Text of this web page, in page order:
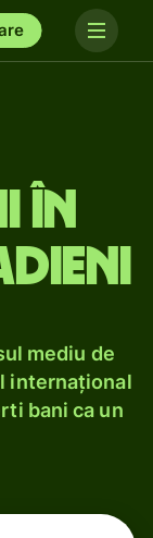
în
mediu de
internațional
bani ca un